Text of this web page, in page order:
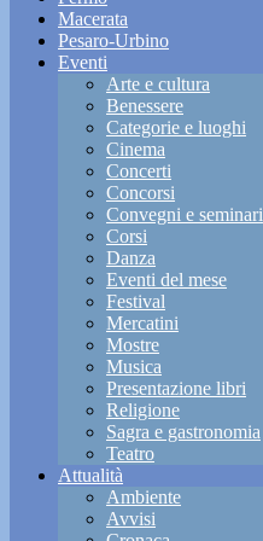
Macerata
Pesaro-Urbino
Eventi
Arte e cultura
Benessere
Categorie e luoghi
Cinema
Concerti
Concorsi
Convegni e seminari
Corsi
Danza
Eventi del mese
Festival
Mercatini
Mostre
Musica
Presentazione libri
Religione
Sagra e gastronomia
Teatro
Attualità
Ambiente
Avvisi